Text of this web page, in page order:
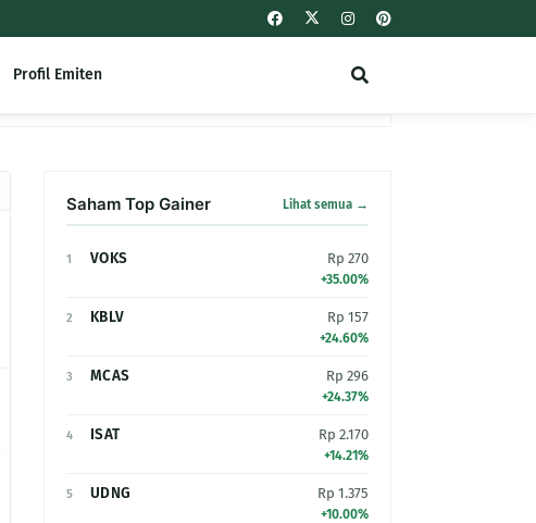
Profil Emiten
Saham Top Gainer Lihat semua →
1 VOKS Rp 270
+35.00%
2 KBLV Rp 157
+24.60%
3 MCAS Rp 296
+24.37%
4 ISAT Rp 2.170
+14.21%
5 UDNG Rp 1.375
+10.00%